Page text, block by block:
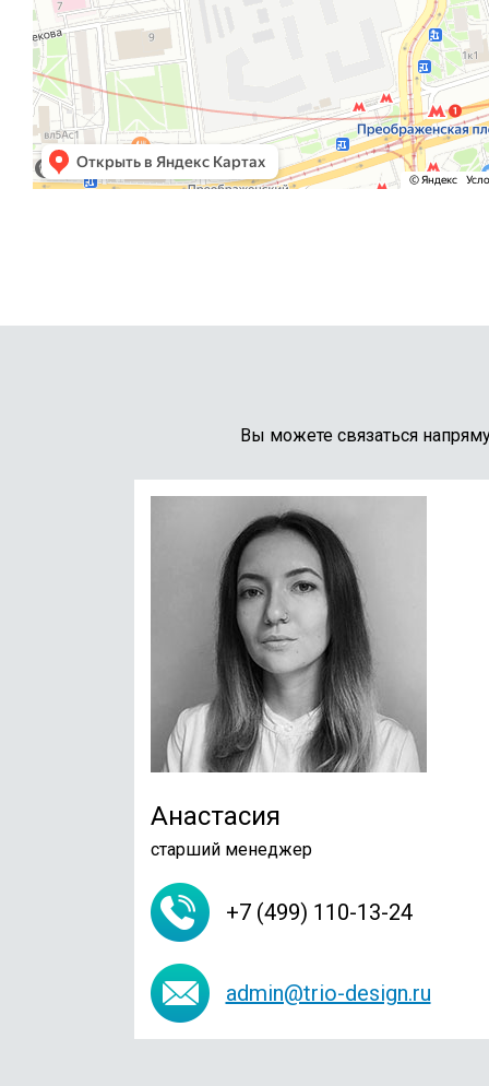
Вы можете связаться
Анастасия
старший менеджер
+7 (499) 110-13-24
admin@trio-design.ru